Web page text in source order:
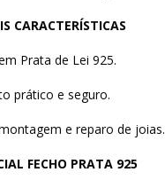
CARACTERÍSTICAS
Prata de Lei 925.
prático e seguro.
e reparo de joias.
FECHO PRATA 925